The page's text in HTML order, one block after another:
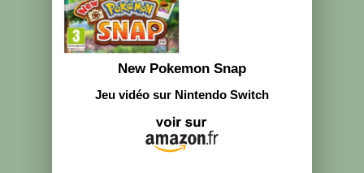
New Pokemon Snap
Jeu vidéo sur Nintendo Switch